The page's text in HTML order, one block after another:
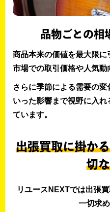
品物ごとの相
商品本来の価値を最大限
市場での取引価格や人気動
さらに季節による需要の
いった影響まで視野に入
ています。
出張買取に掛か
切
リユースNEXTでは出張
一切求め